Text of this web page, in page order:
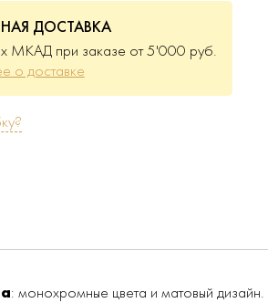
ДОСТАВКА
МКАД при заказе от 5'000 руб.
о доставке
: монохромные цвета и матовый дизайн.